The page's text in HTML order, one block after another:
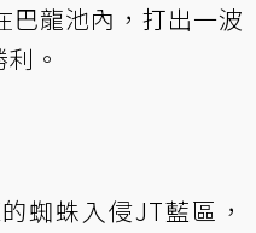
巴龍池內，打出一波
。
蜘蛛入侵JT藍區，